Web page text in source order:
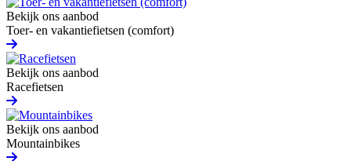
Bekijk ons aanbod
Toer- en vakantiefietsen (comfort)
Bekijk ons aanbod
Racefietsen
Bekijk ons aanbod
Mountainbikes